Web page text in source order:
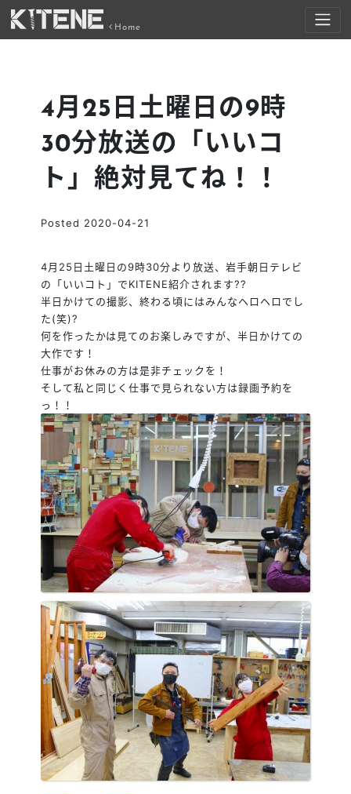
Home
4月25日土曜日の9時
30分放送の「いいコ
ト」絶対見てね！！
Posted 2020-04-21
4月25日土曜日の9時30分より放送、岩手朝日テレビ
の「いいコト」でKITENE紹介されます??
半日かけての撮影、終わる頃にはみんなヘロヘロでし
た(笑)?
何を作ったかは見てのお楽しみですが、半日かけての
大作です！
仕事がお休みの方は是非チェックを！
そして私と同じく仕事で見られない方は録画予約を
っ！！